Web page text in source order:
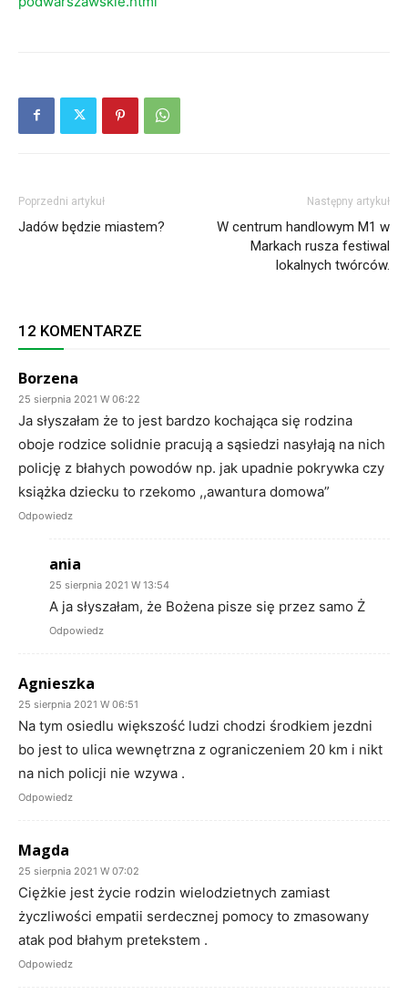
Poprzedni artykuł
Jadów będzie miastem?
Następny artykuł
W centrum handlowym M1 w
Markach rusza festiwal
lokalnych twórców.
12 KOMENTARZE
Borzena
25 sierpnia 2021 W 06:22
Ja słyszałam że to jest bardzo kochająca się rodzina
oboje rodzice solidnie pracują a sąsiedzi nasyłają na nich
policję z błahych powodów np. jak upadnie pokrywka czy
książka dziecku to rzekomo ,,awantura domowa”
Odpowiedz
ania
25 sierpnia 2021 W 13:54
A ja słyszałam, że Bożena pisze się przez samo Ż
Odpowiedz
Agnieszka
25 sierpnia 2021 W 06:51
Na tym osiedlu większość ludzi chodzi środkiem jezdni
bo jest to ulica wewnętrzna z ograniczeniem 20 km i nikt
na nich policji nie wzywa .
Odpowiedz
Magda
25 sierpnia 2021 W 07:02
Ciężkie jest życie rodzin wielodzietnych zamiast
życzliwości empatii serdecznej pomocy to zmasowany
atak pod błahym pretekstem .
Odpowiedz